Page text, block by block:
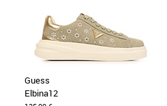
Guess
Elbina12